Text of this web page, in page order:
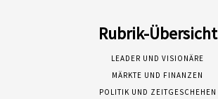
Rubrik-Übersicht
LEADER UND VISIONÄRE
MÄRKTE UND FINANZEN
POLITIK UND ZEITGESCHEHEN